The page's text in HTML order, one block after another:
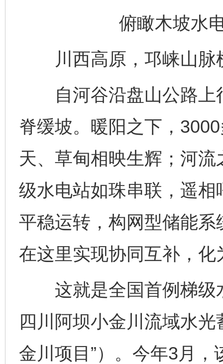
俯瞰木坡水
川西高原，邛崃山脉
自河谷沿盘山公路上
脊缓坡。暖阳之下，
天、草甸相映生辉；河
级水电站如珠串联，遥
平稳运转，构网型储能
在这里实现协同互补，
这就是全国首例梯级
四川阿坝小金川流域水
金川项目”）。今年3月，